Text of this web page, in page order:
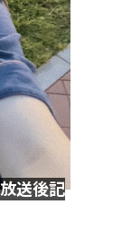
送後記